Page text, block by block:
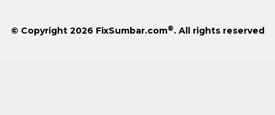
© Copyright 2026 FixSumbar.com®. All rights reserved